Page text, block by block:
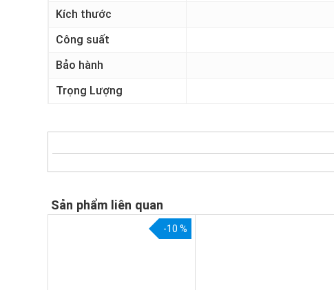
Kích thước
Công suất
Bảo hành
Trọng Lượng
Sản phẩm liên quan
-10 %